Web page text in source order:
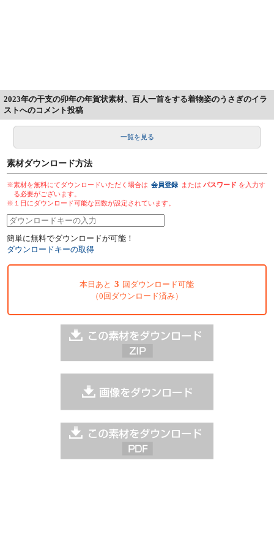
2023年の干支の卯年の年賀状素材、百人一首をする着物姿のうさぎのイラ
ストへのコメント投稿
一覧を見る
素材ダウンロード方法
※素材を無料にてダウンロードいただく場合は 会員登録 またはパスワード を入力す
る必要がございます。
※１日にダウンロード可能な回数が設定されています。
簡単に無料でダウンロードが可能！
ダウンロードキーの取得
本日あと 3 回ダウンロード可能
（0回ダウンロード済み）